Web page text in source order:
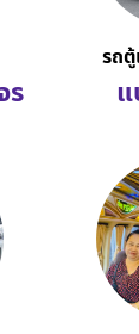
ร
รถ